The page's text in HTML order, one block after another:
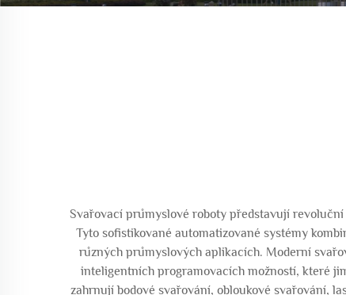
Svařovací průmyslové roboty představují
Tyto sofistikované automatizované systémy
různých průmyslových aplikacích. Moderní
inteligentních programovacích možností, které
zahrnují bodové svařování, obloukové svařování,